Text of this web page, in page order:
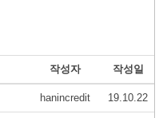
작성자 작성일
hanincredit 19.10.22